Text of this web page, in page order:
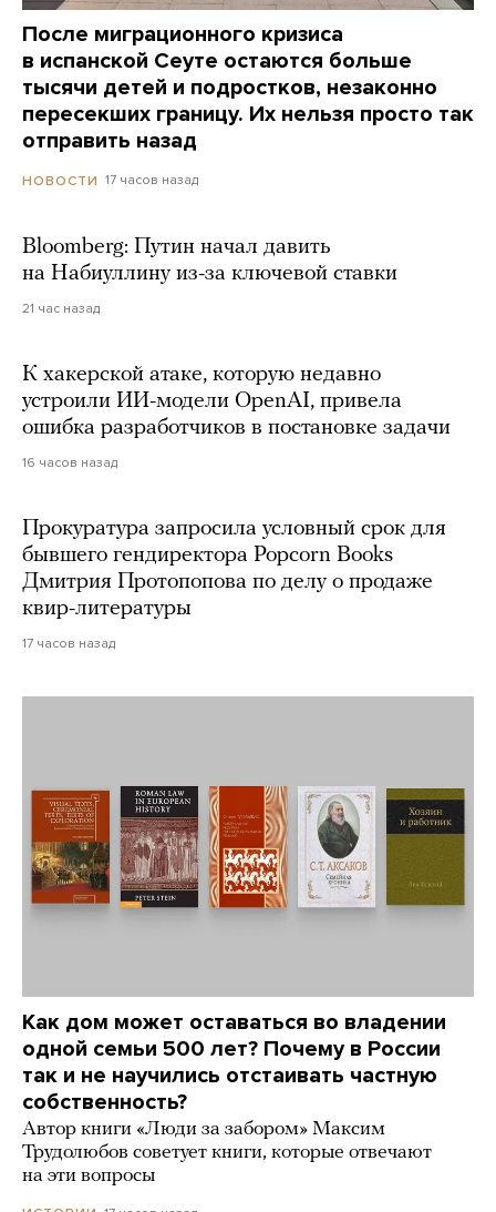
После миграционного кризиса
в испанской Сеуте остаются больше
тысячи детей и подростков, незаконно
пересекших границу. Их нельзя просто так
отправить назад
НОВОСТИ 17 часов назад
Bloomberg: Путин начал давить
на Набиуллину из-за ключевой ставки
21 час назад
К хакерской атаке, которую недавно
устроили ИИ-модели OpenAI, привела
ошибка разработчиков в постановке задачи
16 часов назад
Прокуратура запросила условный срок для
бывшего гендиректора Popcorn Books
Дмитрия Протопопова по делу о продаже
квир-литературы
17 часов назад
Как дом может оставаться во владении
одной семьи 500 лет? Почему в России
так и не научились отстаивать частную
собственность?
Автор книги «Люди за забором» Максим
Трудолюбов советует книги, которые отвечают
на эти вопросы